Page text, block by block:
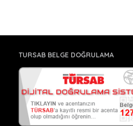
TURSAB BELGE DOĞRULAMA